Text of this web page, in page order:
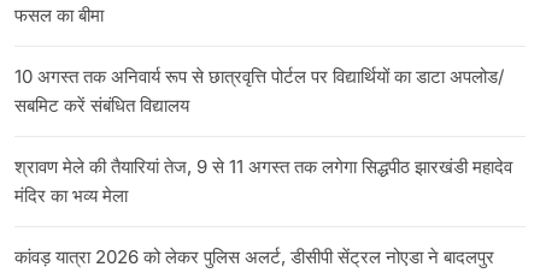
फसल का बीमा
10 अगस्त तक अनिवार्य रूप से छात्रवृत्ति पोर्टल पर विद्यार्थियों का डाटा अपलोड/
सबमिट करें संबंधित विद्यालय
श्रावण मेले की तैयारियां तेज, 9 से 11 अगस्त तक लगेगा सिद्धपीठ झारखंडी महादेव
मंदिर का भव्य मेला
कांवड़ यात्रा 2026 को लेकर पुलिस अलर्ट, डीसीपी सेंट्रल नोएडा ने बादलपुर